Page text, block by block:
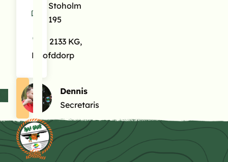
Stoholm
195
2133 KG,
Hoofddorp
Dennis
Secretaris
Terug naar de startpagina